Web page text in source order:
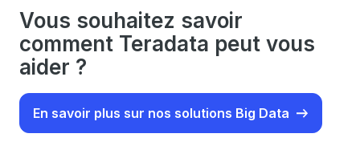
Vous souhaitez savoir
comment Teradata peut vous
aider ?
En savoir plus sur nos solutions Big Data